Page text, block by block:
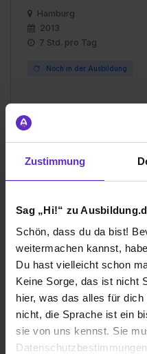
Zustimmung
Sag „Hi!“ zu
Schön, dass du da bist!
weitermachen kannst,
Du hast vielleicht schon
Keine Sorge, das ist nicht
hier, was das alles für
nicht, die Sprache ist ein
sie von uns kennst. Sie
Hamburg
2013
7 Std. pro Tag
Noch in der Ausbildung
Wie gefällt dir die
Firma?
Mir hat die Ausbildung
Familie und man spürt,
vollwertiges Mitglied
Aufgaben, die natürlich